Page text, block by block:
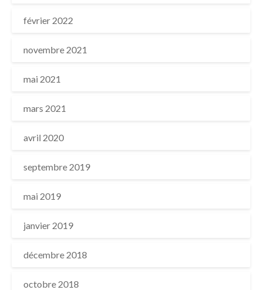
février 2022
novembre 2021
mai 2021
mars 2021
avril 2020
septembre 2019
mai 2019
janvier 2019
décembre 2018
octobre 2018